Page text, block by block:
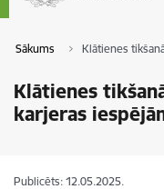
Sākums Klātienes
Klātienes
karjeras
Publicēts: 12.05.2025.